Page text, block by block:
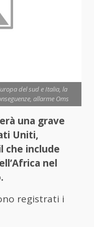
del sud e Italia, la
allarme Oms
una grave
Uniti,
che include
nel
registrati i